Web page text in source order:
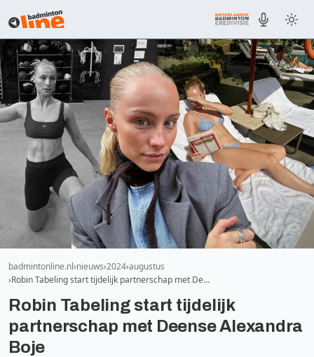
badmintonline.nl nieuws 2024 augustus
Robin Tabeling start tijdelijk partnerschap met De…
Robin Tabeling start tijdelijk
partnerschap met Deense Alexandra
Boje